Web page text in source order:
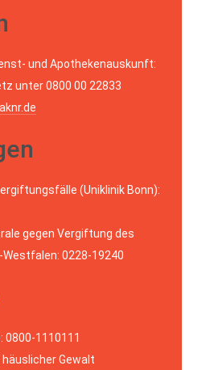
und Apothekenauskunft:
unter 0800 00 22833
(Uniklinik Bonn):
gegen Vergiftung des
Westfalen: 0228-19240
0800-1110111
häuslicher Gewalt